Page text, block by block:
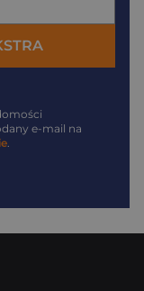
e-mail na
.